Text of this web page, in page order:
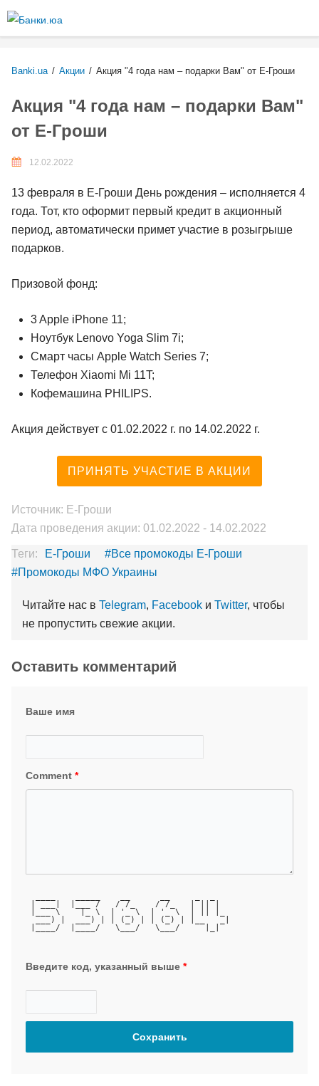
содержанию
Banki.ua / Акции / Акция "4 года нам – подарки Вам" от Е-Гроши
Акция "4 года нам – подарки Вам"
от Е-Гроши
12.02.2022
13 февраля в Е-Гроши День рождения – исполняется 4
года. Тот, кто оформит первый кредит в акционный
период, автоматически примет участие в розыгрыше
подарков.
Призовой фонд:
3 Apple iPhone 11;
Ноутбук Lenovo Yoga Slim 7i;
Смарт часы Apple Watch Series 7;
Телефон Xiaomi Mi 11T;
Кофемашина PHILIPS.
Акция действует с 01.02.2022 г. по 14.02.2022 г.
ПРИНЯТЬ УЧАСТИЕ В АКЦИИ
Источник: Е-Гроши
Дата проведения акции: 01.02.2022 - 14.02.2022
Теги: Е-Гроши
#Все промокоды Е-Гроши
#Промокоды МФО Украины
Читайте нас в Telegram, Facebook и Twitter, чтобы
не пропустить свежие акции.
Оставить комментарий
Ваше имя
Comment *
<strong> <b> <img>
Строки и абзацы переносятся автоматически.
Plain text
| ___|  |___ /   / /_    / /_   | || |
|___ \    |_ \  | '_ \  | '_ \  | || |_
  ___) |  ___) | | (_) | | (_) | |__   _|
|____/  |____/   \___/   \___/     |_|
Введите код, указанный выше *